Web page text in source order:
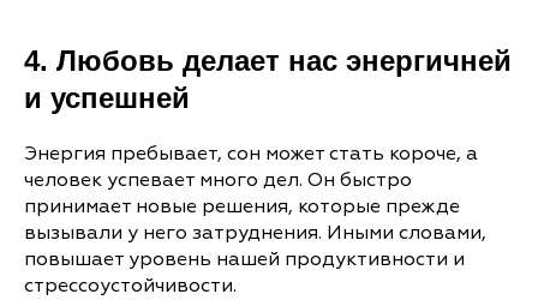
4. Любовь делает нас энергичней
и успешней
Энергия пребывает, сон может стать короче, а
человек успевает много дел. Он быстро
принимает новые решения, которые прежде
вызывали у него затруднения. Иными словами,
повышает уровень нашей продуктивности и
стрессоустойчивости.